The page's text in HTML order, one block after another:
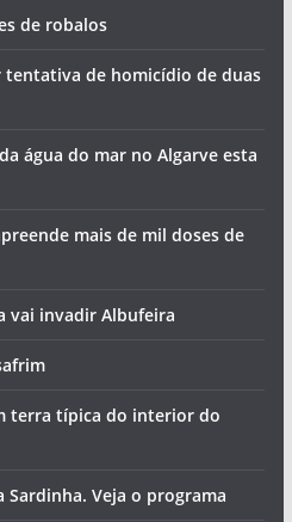
de robalos
tentativa de homicídio de duas
água do mar no Algarve esta
mais de mil doses de
vai invadir Albufeira
terra típica do interior do
Sardinha. Veja o programa